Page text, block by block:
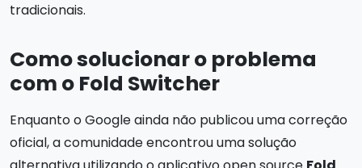
tradicionais.
Como solucionar o problema
com o Fold Switcher
Enquanto o Google ainda não publicou uma correção
oficial, a comunidade encontrou uma solução